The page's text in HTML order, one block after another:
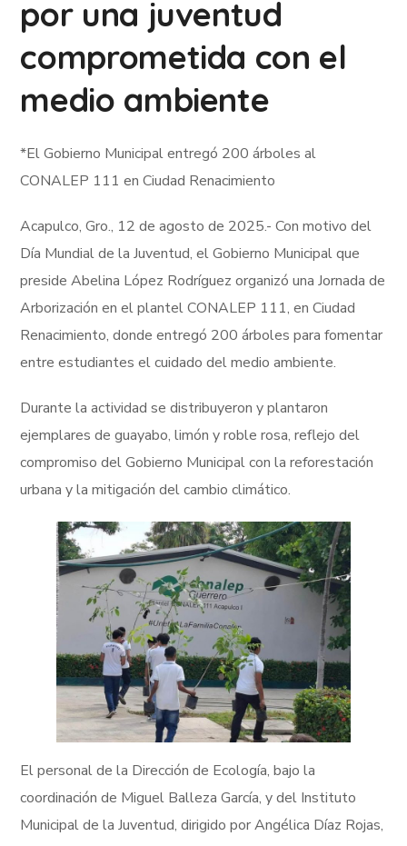
por una juventud
comprometida con el
medio ambiente
*El Gobierno Municipal entregó 200 árboles al
CONALEP 111 en Ciudad Renacimiento
Acapulco, Gro., 12 de agosto de 2025.- Con motivo del
Día Mundial de la Juventud, el Gobierno Municipal que
preside Abelina López Rodríguez organizó una Jornada de
Arborización en el plantel CONALEP 111, en Ciudad
Renacimiento, donde entregó 200 árboles para fomentar
entre estudiantes el cuidado del medio ambiente.
Durante la actividad se distribuyeron y plantaron
ejemplares de guayabo, limón y roble rosa, reflejo del
compromiso del Gobierno Municipal con la reforestación
urbana y la mitigación del cambio climático.
El personal de la Dirección de Ecología, bajo la
coordinación de Miguel Balleza García, y del Instituto
Municipal de la Juventud, dirigido por Angélica Díaz Rojas,